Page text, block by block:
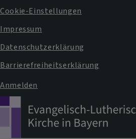
Fußbereichsmenü
Cookie-Einstellungen
Impressum
Datenschutzerklärung
Barrierefreiheitserklärung
Benutzermenü
Anmelden